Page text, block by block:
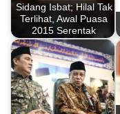
Sidang Isbat; Hilal Tak
Terlihat, Awal Puasa
2015 Serentak